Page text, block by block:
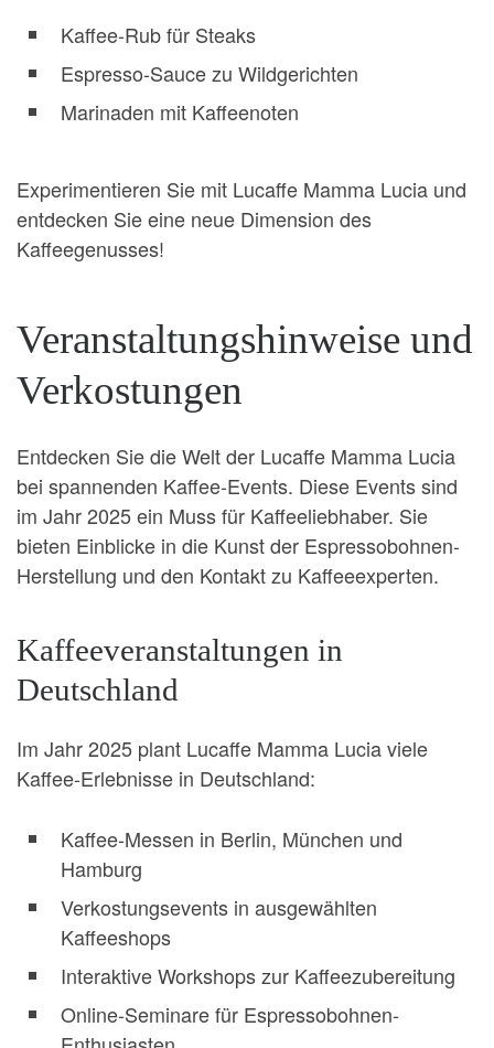
Kaffee-Rub für Steaks
Espresso-Sauce zu Wildgerichten
Marinaden mit Kaffeenoten
Experimentieren Sie mit Lucaffe Mamma Lucia und
entdecken Sie eine neue Dimension des
Kaffeegenusses!
Veranstaltungshinweise und
Verkostungen
Entdecken Sie die Welt der Lucaffe Mamma Lucia
bei spannenden Kaffee-Events. Diese Events sind
im Jahr 2025 ein Muss für Kaffeeliebhaber. Sie
bieten Einblicke in die Kunst der Espressobohnen-
Herstellung und den Kontakt zu Kaffeeexperten.
Kaffeeveranstaltungen in
Deutschland
Im Jahr 2025 plant Lucaffe Mamma Lucia viele
Kaffee-Erlebnisse in Deutschland:
Kaffee-Messen in Berlin, München und
Hamburg
Verkostungsevents in ausgewählten
Kaffeeshops
Interaktive Workshops zur Kaffeezubereitung
Online-Seminare für Espressobohnen-